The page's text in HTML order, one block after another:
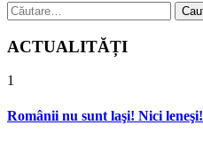
Caută
după:
ACTUALITĂȚI
1
Românii nu sunt laşi! Nici leneşi!